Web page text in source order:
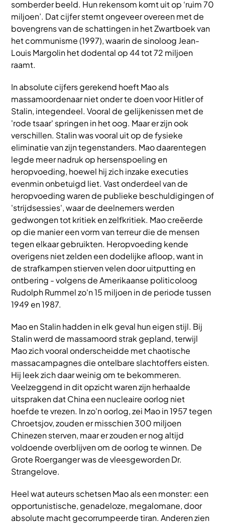
somberder beeld. Hun rekensom komt uit op ‘ruim 70
miljoen’. Dat cijfer stemt ongeveer overeen met de
bovengrens van de schattingen in het Zwartboek van
het communisme (1997), waarin de sinoloog Jean-
Louis Margolin het dodental op 44 tot 72 miljoen
raamt.
In absolute cijfers gerekend hoeft Mao als
massamoordenaar niet onder te doen voor Hitler of
Stalin, integendeel. Vooral de gelijkenissen met de
'rode tsaar' springen in het oog. Maar er zijn ook
verschillen. Stalin was vooral uit op de fysieke
eliminatie van zijn tegenstanders. Mao daarentegen
legde meer nadruk op hersenspoeling en
heropvoeding, hoewel hij zich inzake executies
evenmin onbetuigd liet. Vast onderdeel van de
heropvoeding waren de publieke beschuldigingen of
'strijdsessies', waar de deelnemers werden
gedwongen tot kritiek en zelfkritiek. Mao creëerde
op die manier een vorm van terreur die de mensen
tegen elkaar gebruikten. Heropvoeding kende
overigens niet zelden een dodelijke afloop, want in
de strafkampen stierven velen door uitputting en
ontbering - volgens de Amerikaanse politicoloog
Rudolph Rummel zo'n 15 miljoen in de periode tussen
1949 en 1987.
Mao en Stalin hadden in elk geval hun eigen stijl. Bij
Stalin werd de massamoord strak gepland, terwijl
Mao zich vooral onderscheidde met chaotische
massacampagnes die ontelbare slachtoffers eisten.
Hij leek zich daar weinig om te bekommeren.
Veelzeggend in dit opzicht waren zijn herhaalde
uitspraken dat China een nucleaire oorlog niet
hoefde te vrezen. In zo'n oorlog, zei Mao in 1957 tegen
Chroetsjov, zouden er misschien 300 miljoen
Chinezen sterven, maar er zouden er nog altijd
voldoende overblijven om de oorlog te winnen. De
Grote Roerganger was de vleesgeworden Dr.
Strangelove.
Heel wat auteurs schetsen Mao als een monster: een
opportunistische, genadeloze, megalomane, door
absolute macht gecorrumpeerde tiran. Anderen zien